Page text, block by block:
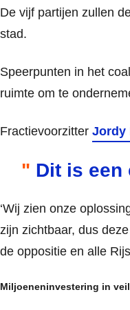
De vijf partijen zullen
stad.
Speerpunten in het
ruimte om te
Fractievoorzitter Jordy
Dit is een
‘Wij zien onze
zijn zichtbaar, dus
de oppositie en alle
Miljoeneninvestering in